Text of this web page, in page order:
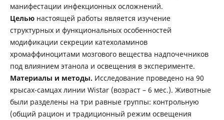
манифестации инфекционных осложнений.
Целью настоящей работы является изучение
структурных и функциональных особенностей
модификации секреции катехоламинов
хромаффиноцитами мозгового вещества надпочечников
под влиянием этанола и освещения в эксперименте.
Материалы и методы. Исследование проведено на 90
крысах-самцах линии Wistar (возраст – 6 мес.). Животные
были разделены на три равные группы: контрольную
(общий рацион и традиционный режим освещения